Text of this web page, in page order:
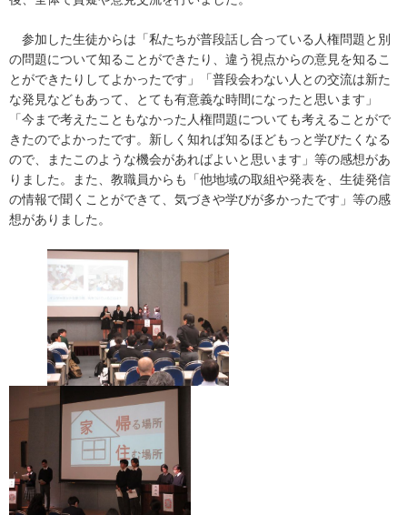
参加した生徒からは「私たちが普段話し合っている人権問題と別
の問題について知ることができたり、違う視点からの意見を知るこ
とができたりしてよかったです」「普段会わない人との交流は新た
な発見などもあって、とても有意義な時間になったと思います」
「今まで考えたこともなかった人権問題についても考えることがで
きたのでよかったです。新しく知れば知るほどもっと学びたくなる
ので、またこのような機会があればよいと思います」等の感想があ
りました。また、教職員からも「他地域の取組や発表を、生徒発信
の情報で聞くことができて、気づきや学びが多かったです」等の感
想がありました。